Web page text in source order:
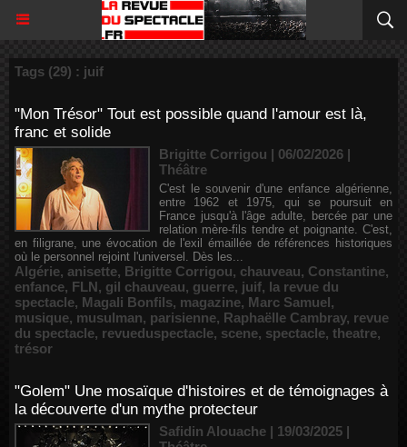
Tags (29) : juif
"Mon Trésor" Tout est possible quand l'amour est là,
franc et solide
Brigitte Corrigou | 06/02/2026 |
Théâtre
C'est le souvenir d'une enfance algérienne,
entre 1962 et 1975, qui se poursuit en
France jusqu'à l'âge adulte, bercée par une
relation mère-fils tendre et poignante. C'est,
en filigrane, une évocation de l'exil émaillée de références historiques
où le personnel rejoint l'universel. Dès les...
Algérie, anisette, Brigitte Corrigou, chauveau, Constantine,
enfance, FLN, gil chauveau, guerre, juif, la revue du
spectacle, Magali Bonfils, magazine, Marc Samuel,
musique, musulman, parisienne, Raphaëlle Cambray, revue
du spectacle, revueduspectacle, scene, spectacle, theatre,
trésor
"Golem" Une mosaïque d'histoires et de témoignages à
la découverte d'un mythe protecteur
Safidin Alouache | 19/03/2025 |